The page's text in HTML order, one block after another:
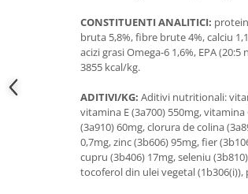
CONSTITUENTI ANALITICI:
bruta 5,8%, fibre brute 4%, calciu
acizi grasi Omega-6 1,6%, EPA
3855 kcal/kg.
ADITIVI/KG: Aditivi nutritionali:
vitamina E (3a700) 550mg,
(3a910) 60mg, clorura de colina
0,7mg, zinc (3b606) 95mg, fier
cupru (3b406) 17mg, seleniu
tocoferol din ulei vegetal